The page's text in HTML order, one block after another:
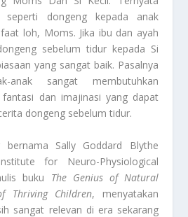
seperti dongeng kepada anak
loh, Moms. Jika ibu dan ayah
sebelum tidur kepada Si
yang sangat baik. Pasalnya
sangat membutuhkan
fantasi dan imajinasi yang dapat
dongeng sebelum tidur.
bernama Sally Goddard Blythe
for Neuro-Physiological
buku The Genius of Natural
Thriving Children, menyatakan
sangat relevan di era sekarang